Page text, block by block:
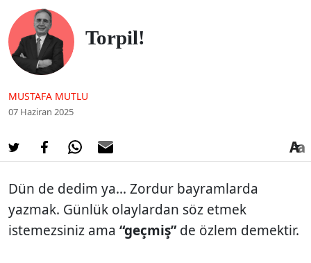
Torpil!
MUSTAFA MUTLU
07 Haziran 2025
Dün de dedim ya... Zordur bayramlarda
yazmak. Günlük olaylardan söz etmek
istemezsiniz ama “geçmiş”de özlem demektir.